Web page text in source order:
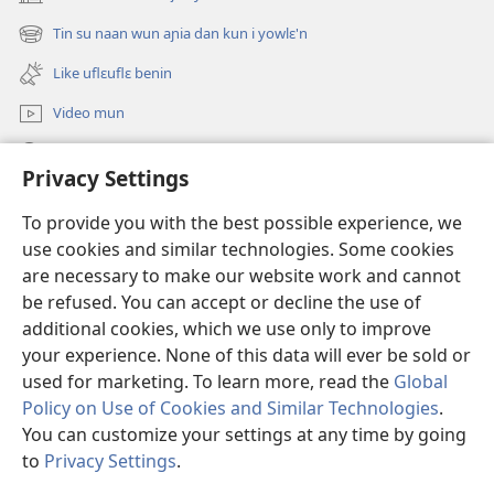
Privacy Settings
To provide you with the best possible experience, we
use cookies and similar technologies. Some cookies
are necessary to make our website work and cannot
be refused. You can accept or decline the use of
additional cookies, which we use only to improve
your experience. None of this data will ever be sold or
used for marketing. To learn more, read the Global
Policy on Use of Cookies and Similar Technologies.
You can customize your settings at any time by going
to Privacy Settings.
new
window)
Tin su naan wun aɲia dan kun i yowlɛ'n
(opens
new
window)
Like uflɛuflɛ benin
Video mun
(opens
window)ƐNTƐNƐTI SU FLUWA SIEWLƐ Watchtower™
(opens
new
window)JW Hub ®
(opens
new
window)
Copyright© 2026 Watch Tower Bible and Tract Society of Pennsylvania.
I SU JUNMAN DILƐ'N I SU MMLA MUN